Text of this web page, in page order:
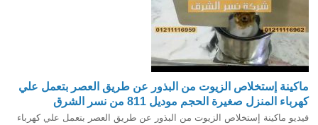
ماكينة إستخلاص الزيوت من البذور عن طريق العصر بتعمل علي
كهرباء المنزل صغيرة الحجم موديل 811 من نسر الشرق
فيديو ماكينة إستخلاص الزيوت من البذور عن طريق العصر بتعمل علي كهرباء